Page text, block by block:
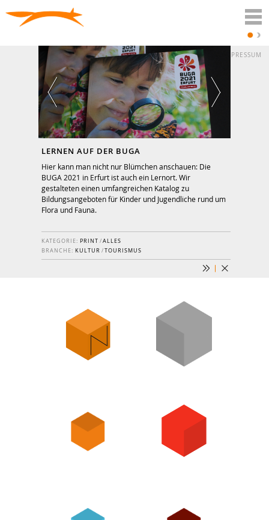
DATENSCHUTZ IMPRESSUM
LERNEN AUF DER BUGA
Hier kann man nicht nur Blümchen anschauen: Die
BUGA 2021 in Erfurt ist auch ein Lernort. Wir
gestalteten einen umfangreichen Katalog zu
Bildungsangeboten für Kinder und Jugendliche rund um
Flora und Fauna.
KATEGORIE: PRINT /ALLES
BRANCHE: KULTUR /TOURISMUS